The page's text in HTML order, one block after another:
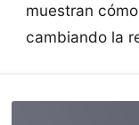
muestran
cambiando la